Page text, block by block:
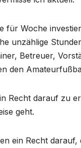
für Woche
unzählige
Betreuer,
den
Recht darauf zu
geht.
ein Recht darauf,